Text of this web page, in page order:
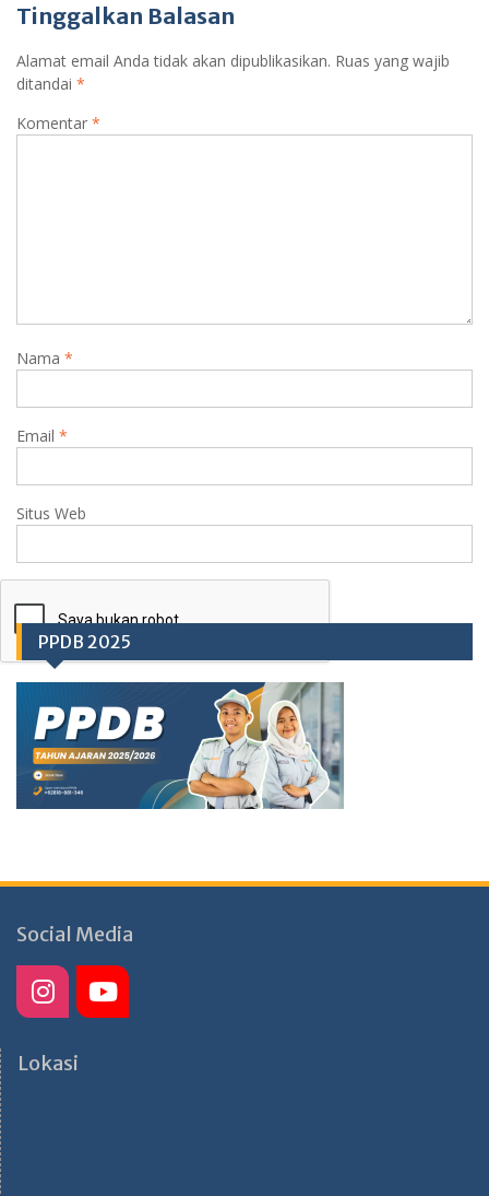
Tinggalkan Balasan
Alamat email Anda tidak akan dipublikasikan. Ruas yang wajib
ditandai *
Komentar *
Nama *
Email *
Situs Web
PPDB 2025
Social Media
Lokasi